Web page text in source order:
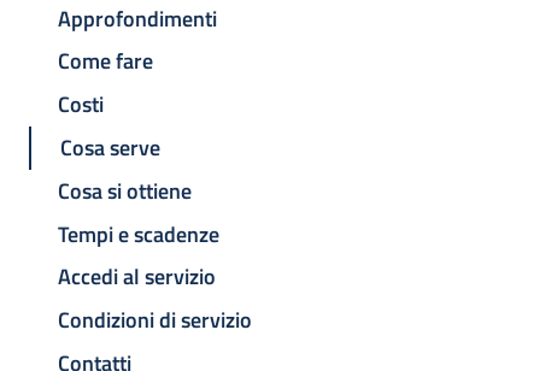
Approfondimenti
Come fare
Costi
Cosa serve
Cosa si ottiene
Tempi e scadenze
Accedi al servizio
Condizioni di servizio
Contatti